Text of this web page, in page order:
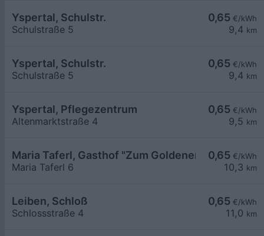
0,65 €/kWh
9,4 km
Yspertal, Schulstr.
Schulstraße 5
0,65 €/kWh
9,4 km
Yspertal, Schulstr.
Schulstraße 5
0,65 €/kWh
9,5 km
Yspertal, Pflegezentrum
Altenmarktstraße 4
0,65 €/kWh
10,3 km
Maria Taferl, Gasthof "Zum Goldenen Löwen"
Maria Taferl 6
0,65 €/kWh
11,0 km
Leiben, Schloß
Schlossstraße 4